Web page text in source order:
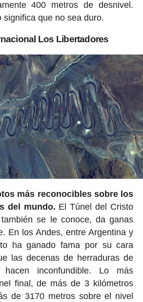
400 metros de desnivel.
significa que no sea duro.
Los Libertadores
más reconocibles sobre los
del mundo. El Túnel del Cristo
se le conoce, da ganas
En los Andes, entre Argentina y
ha ganado fama por su cara
las decenas de herraduras de
inconfundible. Lo más
final, de más de 3 kilómetros
de 3170 metros sobre el nivel